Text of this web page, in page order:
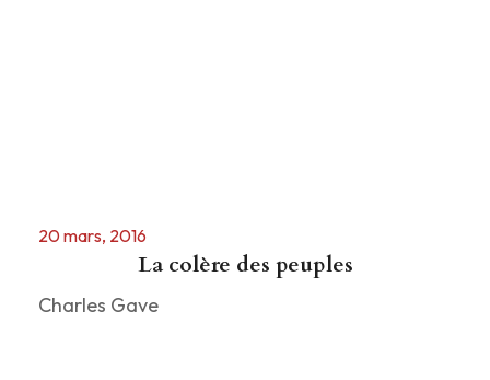
20 mars, 2016
La colère des peuples
Charles Gave